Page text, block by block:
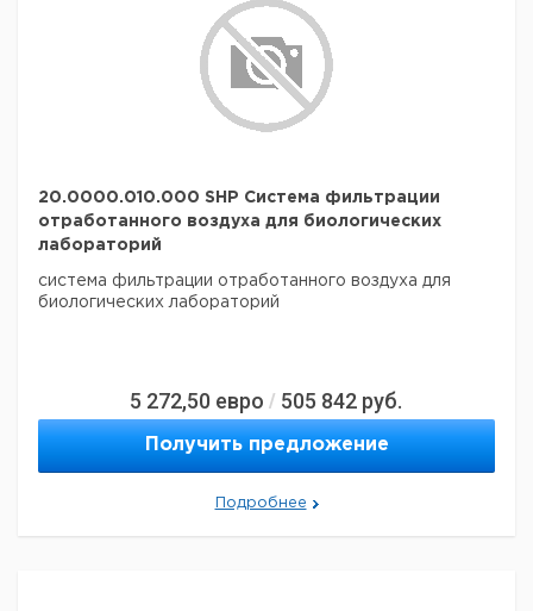
20.0000.010.000 SHP Система фильтрации
отработанного воздуха для биологических
лабораторий
система фильтрации отработанного воздуха для
биологических лабораторий
5 272,50 евро / 505 842 руб.
Получить предложение
Подробнее